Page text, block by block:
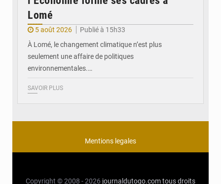
Lomé
5 août 2026
Publié à 15h33
À Lomé, le changement climatique n’est plus
seulement une affaire de politiques
environnementales.…
SAVOIR PLUS
Mentions legales
Copyright © 2008 - 2026 journaldutogo.comtous droits